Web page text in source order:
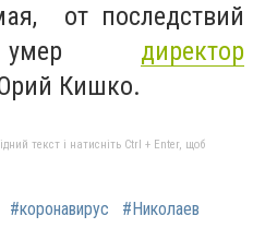
от последствий
умер директор
Кишко.
текст і натисніть Ctrl + Enter, щоб
#коронавирус #Николаев